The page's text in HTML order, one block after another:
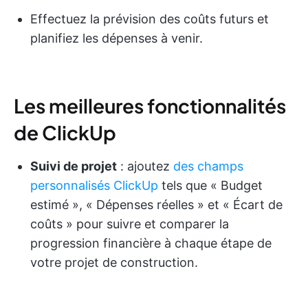
Effectuez la prévision des coûts futurs et
planifiez les dépenses à venir.
Les meilleures fonctionnalités
de ClickUp
Suivi de projet : ajoutez des champs
personnalisés ClickUp tels que « Budget
estimé », « Dépenses réelles » et « Écart de
coûts » pour suivre et comparer la
progression financière à chaque étape de
votre projet de construction.